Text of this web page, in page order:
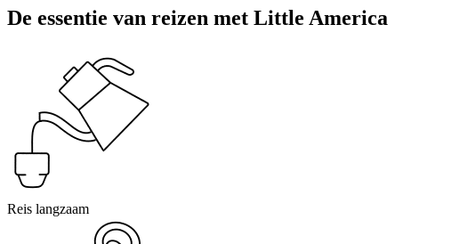
De essentie van reizen met Little America
Reis langzaam